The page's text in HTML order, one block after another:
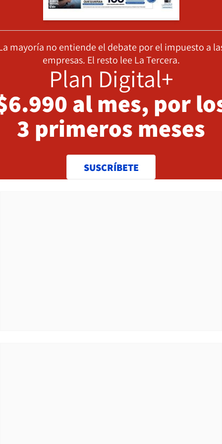
mayoría no entiende el debate por el impuesto a
empresas. El resto lee La Tercera.
Plan Digital+
al mes, por
3 primeros meses
SUSCRÍBETE